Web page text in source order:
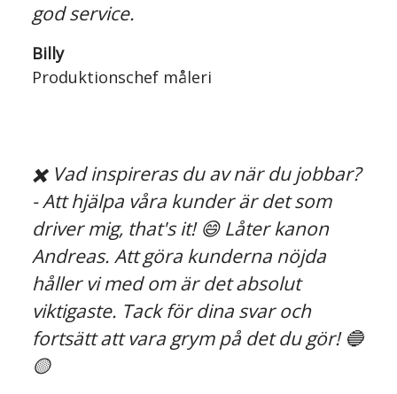
god service.
Billy
Produktionschef måleri
✖️ Vad inspireras du av när du jobbar?
- Att hjälpa våra kunder är det som
driver mig, that's it! 😄 Låter kanon
Andreas. Att göra kunderna nöjda
håller vi med om är det absolut
viktigaste. Tack för dina svar och
fortsätt att vara grym på det du gör! 🔵
🟡